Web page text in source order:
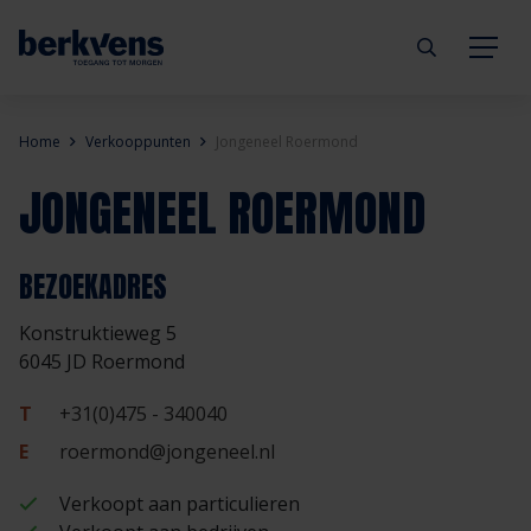
Deuren
Hang- & sluitwerk
Diensten
Technische documentatie
Eengezinswoning
Utiliteitsgebouw
Prefab woning
Aannemer
Projectontwikkelaar
Handelspartner
Inbraakwerend
Geluidwerend
Rookwerend
mijndeur.nl
Inspiratie
Verkooppunten
Veelgestelde vragen
Blog
Duurzaamheid
GND Garantiedeuren
Werken bij Berkvens
Home Verkooppunten Jongeneel Roermond
JONGENEEL ROERMOND
BEZOEKADRES
Konstruktieweg 5
6045 JD Roermond
T
+31(0)475 - 340040
E
roermond@jongeneel.nl
Verkoopt aan particulieren